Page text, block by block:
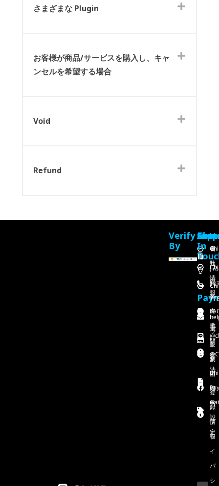
さまざまな Plugin
お客様が商品/サービスを購入し、キャ
ンセルを希望する場合
Void
Refund
Verify
By
支
払
い
方
法
価
格
設
定
会
社
情
報
再
販
業
者
登
録
情
報
書
類
顧
客
の
書
類
利
用
規
約
プ
ラ
イ
バ
シ
Get
In